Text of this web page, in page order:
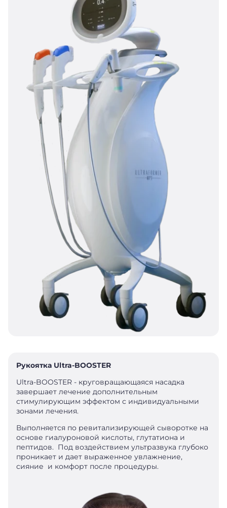
Рукоятка Ultra-BOOSTER
Ultra-BOOSTER - круговращающаяся насадка
завершает лечение дополнительным
стимулирующим эффектом с индивидуальными
зонами лечения.
Выполняется по ревитализирующей сыворотке на
основе гиалуроновой кислоты, глутатиона и
пептидов. Под воздействием ультразвука глубоко
проникает и дает выраженное увлажнение,
сияние и комфорт после процедуры.